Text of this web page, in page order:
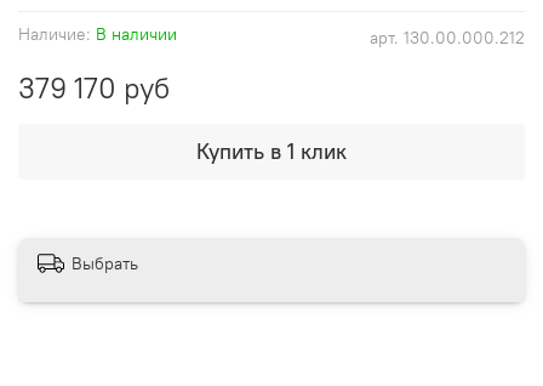
арт. 130.00.000.212
Наличие: В наличии
379 170 руб
Купить в 1 клик
Выбрать